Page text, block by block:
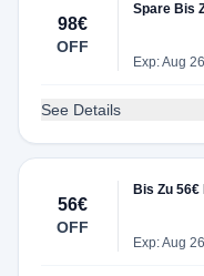
98€
OFF
Spare Bis
Exp: Aug
See Details
56€
OFF
Bis Zu
Exp: Aug